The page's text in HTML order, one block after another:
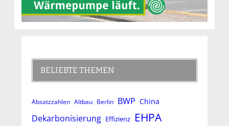
BELIEBTE THEMEN
Absatzzahlen Altbau Berlin BWP China
Dekarbonisierung Effizienz EHPA